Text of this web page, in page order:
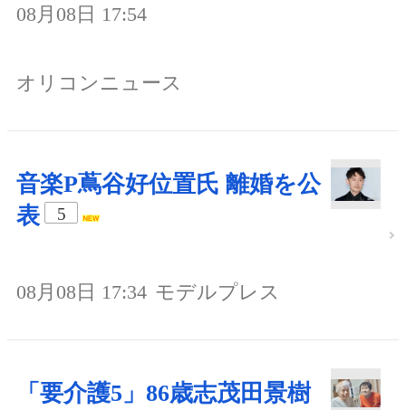
08月08日 17:54
オリコンニュース
音楽P蔦谷好位置氏 離婚を公
表
5
08月08日 17:34 モデルプレス
「要介護5」86歳志茂田景樹